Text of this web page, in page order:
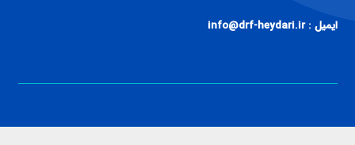
ایمیل : info@drf-heydari.ir